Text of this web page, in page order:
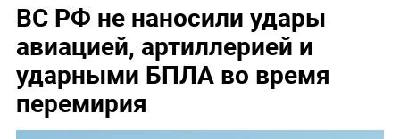
ВС РФ не наносили удары
авиацией, артиллерией и
ударными БПЛА во время
перемирия